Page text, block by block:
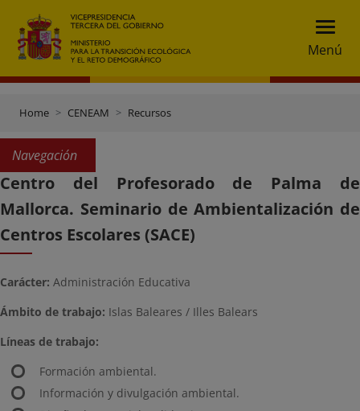
Menú
Home CENEAM Recursos
Navegación
Centro del Profesorado de Palma de
Mallorca. Seminario de Ambientalización de
Centros Escolares (SACE)
Carácter: Administración Educativa
Ámbito de trabajo: Islas Baleares / Illes Balears
Líneas de trabajo:
Formación ambiental.
Información y divulgación ambiental.